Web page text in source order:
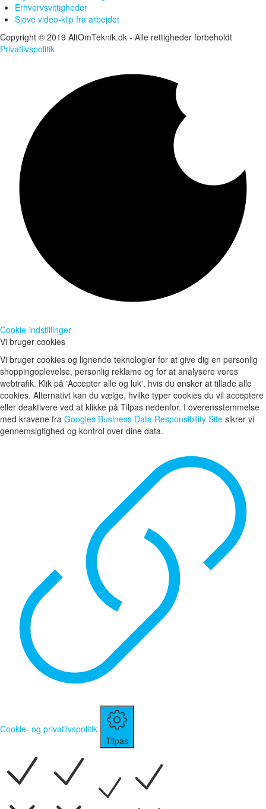
Erhvervsvittigheder
Sjove video-klip fra arbejdet
Copyright © 2019 AltOmTeknik.dk - Alle rettigheder forbeholdt
Privatlivspolitik
Cookie-indstillinger
Vi bruger cookies
Vi bruger cookies og lignende teknologier for at give dig en personlig
shoppingoplevelse, personlig reklame og for at analysere vores
webtrafik. Klik på 'Accepter alle og luk', hvis du ønsker at tillade alle
cookies. Alternativt kan du vælge, hvilke typer cookies du vil acceptere
eller deaktivere ved at klikke på Tilpas nedenfor. I overensstemmelse
med kravene fra Googles Business Data Responsibility Site sikrer vi
gennemsigtighed og kontrol over dine data.
Cookie- og privatlivspolitik
Tilpas